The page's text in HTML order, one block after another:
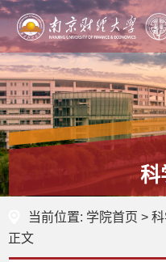
科
当前位置: 学院首页 >
正文